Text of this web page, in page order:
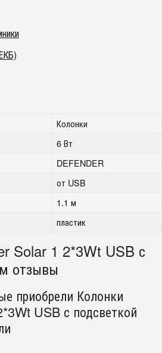
Колонки
6 Вт
DEFENDER
от USB
1.1 м
пластик
Solar 1 2*3Wt USB с
отзывы
приобрели Колонки
USB с подсветкой